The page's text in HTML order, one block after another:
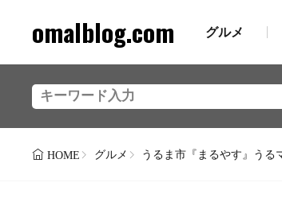
omalblog.com グルメ
HOME グルメ うるま市『まるやす』うる